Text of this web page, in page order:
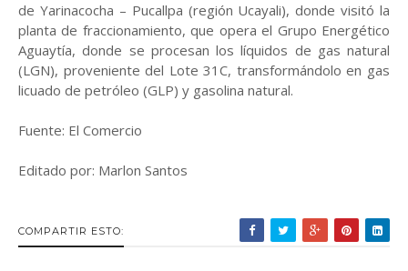
de Yarinacocha – Pucallpa (región Ucayali), donde visitó la
planta de fraccionamiento, que opera el Grupo Energético
Aguaytía, donde se procesan los líquidos de gas natural
(LGN), proveniente del Lote 31C, transformándolo en gas
licuado de petróleo (GLP) y gasolina natural.
Fuente: El Comercio
Editado por: Marlon Santos
COMPARTIR ESTO: